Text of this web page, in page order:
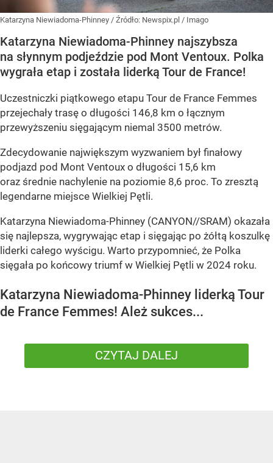
Katarzyna Niewiadoma-Phinney / Źródło: Newspix.pl / Imago
Katarzyna Niewiadoma-Phinney najszybsza
na słynnym podjeździe pod Mont Ventoux. Polka
wygrała etap i została liderką Tour de France!
Uczestniczki piątkowego etapu Tour de France Femmes
przejechały trasę o długości 146,8 km o łącznym
przewyższeniu sięgającym niemal 3500 metrów.
Zdecydowanie największym wyzwaniem był finałowy
podjazd pod Mont Ventoux o długości 15,6 km
oraz średnie nachylenie na poziomie 8,6 proc. To zresztą
legendarne miejsce Wielkiej Pętli.
Katarzyna Niewiadoma-Phinney (CANYON//SRAM) okazała
się najlepsza, wygrywając etap i sięgając po żółtą koszulkę
liderki całego wyścigu. Warto przypomnieć, że Polka
sięgała po końcowy triumf w Wielkiej Pętli w 2024 roku.
Katarzyna Niewiadoma-Phinney liderką Tour
de France Femmes! Ależ sukces...
CZYTAJ DALEJ